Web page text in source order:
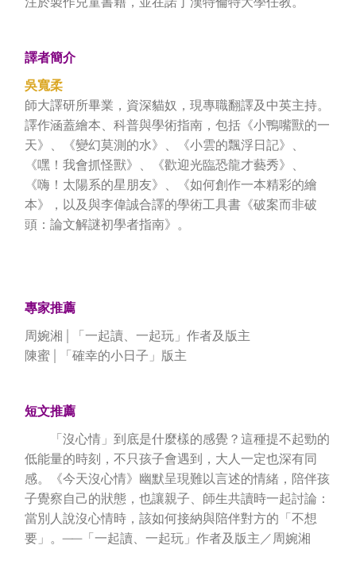
譯者簡介
吳寬柔
師大譯研所畢業，資深貓奴，現專職翻譯及中英主持。
譯作涵蓋繪本、科普與學術指南，包括《小鴨嘴獸的一
天》、《變幻莫測的水》、《小雲的飄浮日記》、
《嘿！我會抓怪獸》、《歡迎光臨恐龍才藝秀》、
《嗨！太陽系的星朋友》、《如何創作一本精彩的繪
本》，以及與李偉誠合譯的學術工具書《破案而非破
頭：論文解謎初學者指南》。
專家推薦
周婉湘│「一起讀、一起玩」作者及版主
陳蜜│「確幸的小日子」版主
短文推薦
「沒心情」到底是什麼樣的感覺？這種提不起勁的
低能量的時刻，不只孩子會遇到，大人一定也深有同
感。《今天沒心情》幽默呈現難以言述的情緒，陪伴孩
子覺察自己的狀態，也讓親子、師生共讀時一起討論：
當別人說沒心情時，該如何接納與陪伴對方的「不想
要」。──「一起讀、一起玩」作者及版主／周婉湘